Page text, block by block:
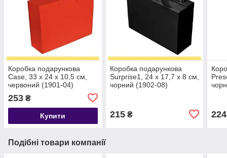
Коробка подарункова
Case, 33 х 24 х 10,5 см,
червоний (1901-04)
253 ₴
Купити
Коробка подарункова
Surprise1, 24 х 17,7 х 8 см,
чорний (1902-08)
215₴ 224
Подібні товари компанії